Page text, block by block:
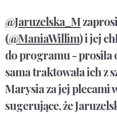
@Jaruzelska_M
(@ManiaWillim) i jej
do programu - prosiła
sama traktowała ich z
Marysia za jej plecami
sugerujące, że